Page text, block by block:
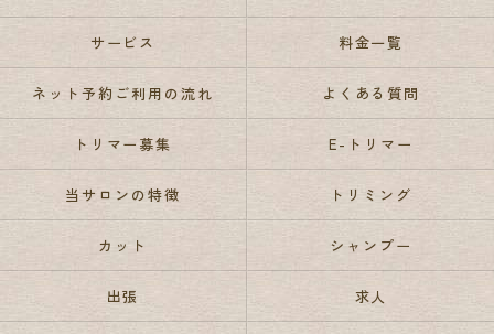
サービス 料金一覧
ネット予約ご利用の流れ よくある質問
トリマー募集 E-トリマー
当サロンの特徴 トリミング
カット シャンプー
出張 求人